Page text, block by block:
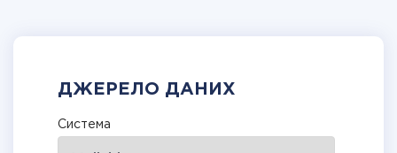
ДЖЕРЕЛО ДАНИХ
Система